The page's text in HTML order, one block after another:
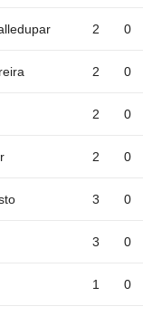
2 0
2 0
2 0
2 0
3 0
3 0
1 0